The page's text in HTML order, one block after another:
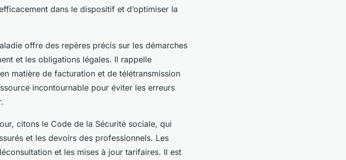
dans le dispositif et d’optimiser la
offre des repères précis sur les démarches
et les obligations légales. Il rappelle
matière de facturation et de télétransmission
incontournable pour éviter les erreurs
citons le Code de la Sécurité sociale, qui
et les devoirs des professionnels. Les
et les mises à jour tarifaires. Il est